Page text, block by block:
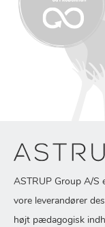
ASTRUP Group A/S
vore leverandører
højt pædagogisk